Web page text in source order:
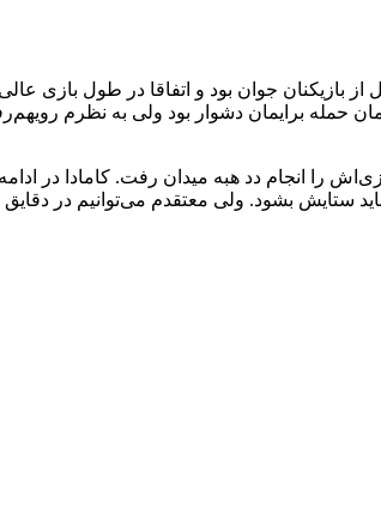
جوان ‏بود و اتفاقا در طول بازی
ایجاد فرصت در زمان حمله برایمان ‏دشوار بود ولی به
را انجام دد ‏هبه میدان رفت. کامادا
ستایش بشود. ولی معتقدم می‌توانیم در دقایق